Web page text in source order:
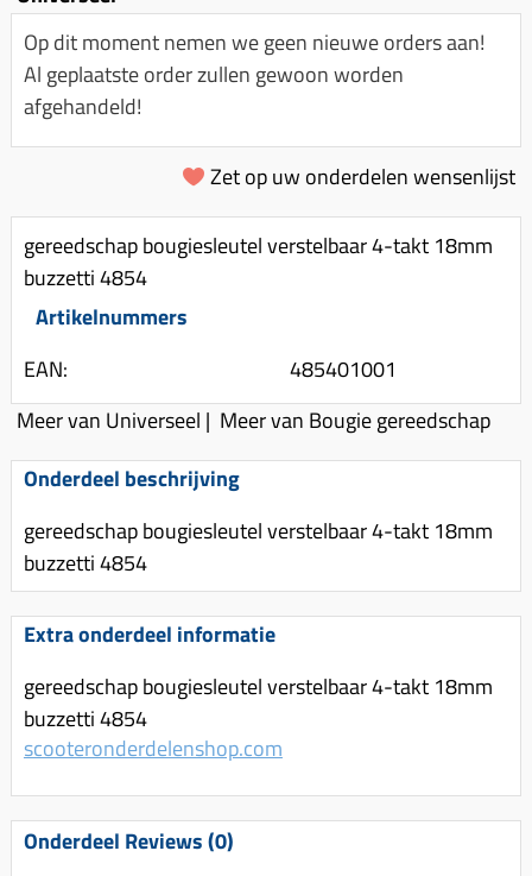
Spanningsregelaar
Toerenbegrenzer
Remlichtschakelaar
Luchtfilter (delen)
Luchtfilter deksel
Motor blokken
Membraan (delen)
Pakking (sets)
Vlotterbak pakking
Powerfilter
Schakel (delen)
Sproeiers
Uitlaten compleet
Uitlaat (delen)
Uitlaat bocht
Radiateur (delen)
V-snaren
Variorolsets
Variateur (delen)
Km teller kabel
Kickstart deksel
Kickstart ronsel
Schokbrekers
Spiegels
Remblokken
Rem (delen)
Remgrepen en remhendels
Remsegmenten
Remklauw (delen)
Remschijven
Voorrem kabel
Voorvork
Zadel
Standaard
Kinderzitje (scooter)
Olie-onderhoudsmiddelen
Scooterhoezen
Scooter Kleding
Stuurslot
Regenkleding
Rugsteun
Voordragers
Windschermen
Accessoires overig
Zadel
Gereedschap
Speednut
Op dit moment nemen we geen nieuwe orders aan!
Al geplaatste order zullen gewoon worden
afgehandeld!
Zet op uw onderdelen wensenlijst
gereedschap bougiesleutel verstelbaar 4-takt 18mm
buzzetti 4854
Artikelnummers
EAN:
485401001
Meer van Universeel | Meer van Bougie gereedschap
Onderdeel beschrijving
gereedschap bougiesleutel verstelbaar 4-takt 18mm
buzzetti 4854
Extra onderdeel informatie
gereedschap bougiesleutel verstelbaar 4-takt 18mm
buzzetti 4854
scooteronderdelenshop.com
Onderdeel Reviews (0)